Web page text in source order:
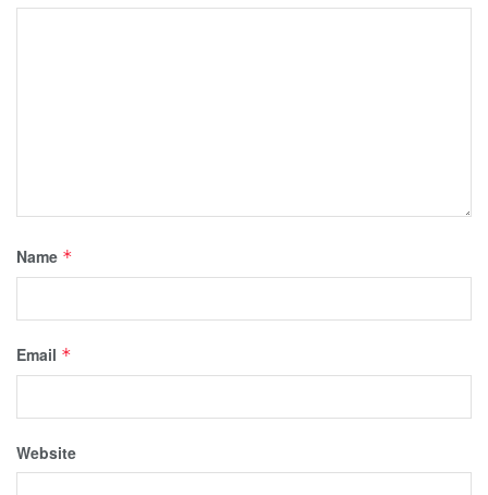
Name *
Email *
Website